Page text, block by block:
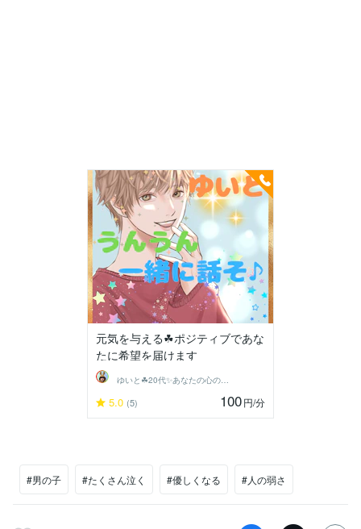
元気を与える☘ポジティブであな
たに希望を届けます
5.0 (5) 100円/分
#男の子 #たくさん泣く #優しくなる #人の弱さ